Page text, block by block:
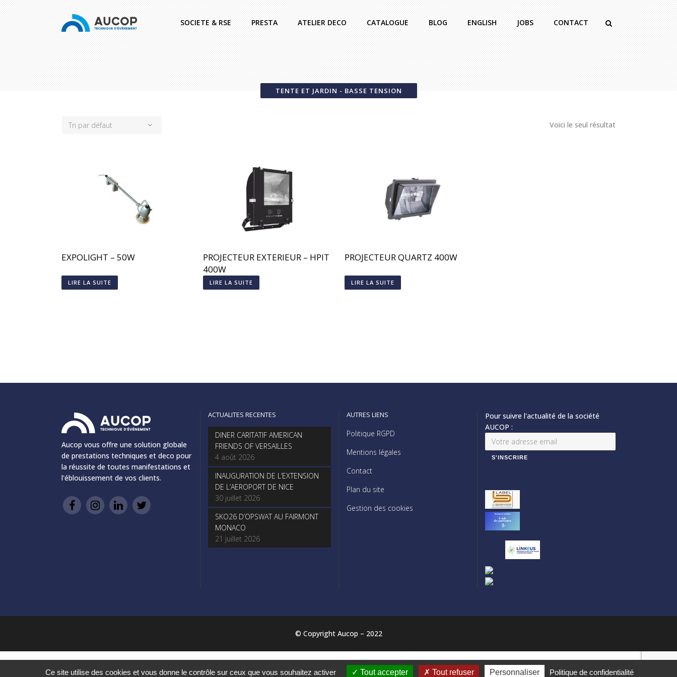
SOCIETE & RSE PRESTA ATELIER DECO CATALOGUE BLOG ENGLISH JOBS CONTACT
TENTE ET JARDIN - BASSE TENSION
Voici le seul résultat
Tri par défaut
EXPOLIGHT – 50W
LIRE LA SUITE
PROJECTEUR EXTERIEUR – HPIT
400W
LIRE LA SUITE
PROJECTEUR QUARTZ 400W
LIRE LA SUITE
Aucop vous offre une solution globale
de prestations techniques et deco pour
la réussite de toutes manifestations et
l'éblouissement de vos clients.
ACTUALITES RECENTES
DINER CARITATIF AMERICAN
FRIENDS OF VERSAILLES
4 août 2026
INAUGURATION DE L’EXTENSION
DE L’AEROPORT DE NICE
30 juillet 2026
SKO26 D’OPSWAT AU FAIRMONT
MONACO
21 juillet 2026
AUTRES LIENS
Politique RGPD
Mentions légales
Contact
Plan du site
Gestion des cookies
Pour suivre l'actualité de la société
AUCOP :
© Copyright Aucop – 2022
© Copyright Aucop – 2022
Ce site utilise des cookies et vous donne le contrôle sur ceux que vous souhaitez activer Tout accepter Tout refuser Personnaliser Politique de confidentialité